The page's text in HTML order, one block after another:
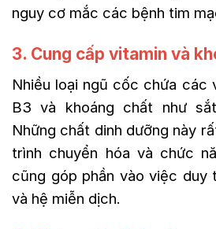
nguy cơ mắc các bệnh tim
3. Cung cấp vitamin và
Nhiều loại ngũ cốc chứa các
B3 và khoáng chất như
Những chất dinh dưỡng này
trình chuyển hóa và chức
cũng góp phần vào việc duy
và hệ miễn dịch.